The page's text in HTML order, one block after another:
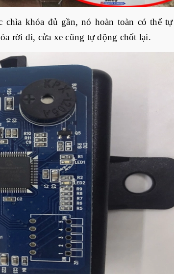
chìa khóa đủ gần, nó hoàn toàn có thể
rời đi, cửa xe cũng tự động chốt lại.